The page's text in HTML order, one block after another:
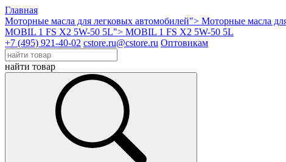
Главная
Моторные масла для легковых автомобилей"> Моторные масла
MOBIL 1 FS X2 5W-50 5L"> MOBIL 1 FS X2 5W-50 5L
+7 (495) 921-40-02 cstore.ru@cstore.ru Оптовикам
найти товар